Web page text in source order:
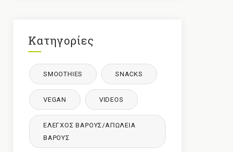
Κατηγορίες
SMOOTHIES SNACKS
VEGAN VIDEOS
ΈΛΕΓΧΟΣ ΒΆΡΟΥΣ/ΑΠΏΛΕΙΑ
ΒΆΡΟΥΣ